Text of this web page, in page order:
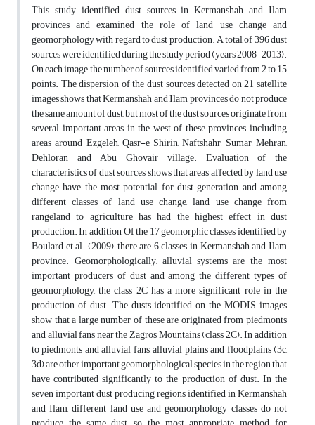
This study identified dust sources in Kermanshah and Ilam
provinces and examined the role of land use change and
geomorphology with regard to dust production. A total of 396 dust
sources were identified during the study period (years 2008-2013).
On each image, the number of sources identified varied from 2 to 15
points. The dispersion of the dust sources detected on 21 satellite
images shows that Kermanshah and Ilam provinces do not produce
the same amount of dust, but most of the dust sources originate from
several important areas in the west of these provinces including
areas around Ezgeleh, Qasr-e Shirin, Naftshahr, Sumar, Mehran,
Dehloran and Abu Ghovair village. Evaluation of the
characteristics of dust sources shows that areas affected by land use
change have the most potential for dust generation and among
different classes of land use change, land use change from
rangeland to agriculture has had the highest effect in dust
production. In addition, Of the 17 geomorphic classes identified by
Boulard et al. (2009), there are 6 classes in Kermanshah and Ilam
province. Geomorphologically, alluvial systems are the most
important producers of dust and among the different types of
geomorphology, the class 2C has a more significant role in the
production of dust. The dusts identified on the MODIS images
show that a large number of these are originated from piedmonts
and alluvial fans near the Zagros Mountains (class 2C). In addition
to piedmonts and alluvial fans, alluvial plains and floodplains (3c,
3d) are other important geomorphological species in the region that
have contributed significantly to the production of dust. In the
seven important dust producing regions identified in Kermanshah
and Ilam, different land use and geomorphology classes do not